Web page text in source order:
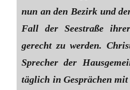
nun an den Bezirk und
Fall der Seestraße
gerecht zu werden.
Sprecher der
täglich in Gesprächen